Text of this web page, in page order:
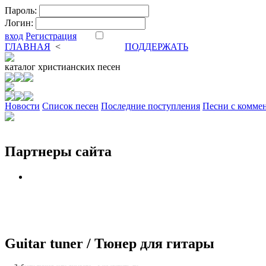
Пароль:
Логин:
вход Регистрация
ГЛАВНАЯ <
ПОДДЕРЖАТЬ
каталог христианских песен
Новости Cписок песен Последние поступления Песни с
Партнеры сайта
Guitar tuner / Тюнер для гитары